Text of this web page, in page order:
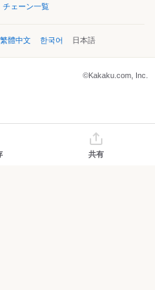
チェーン一覧
繁體中文 한국어 日本語
©Kakaku.com, Inc.
共有